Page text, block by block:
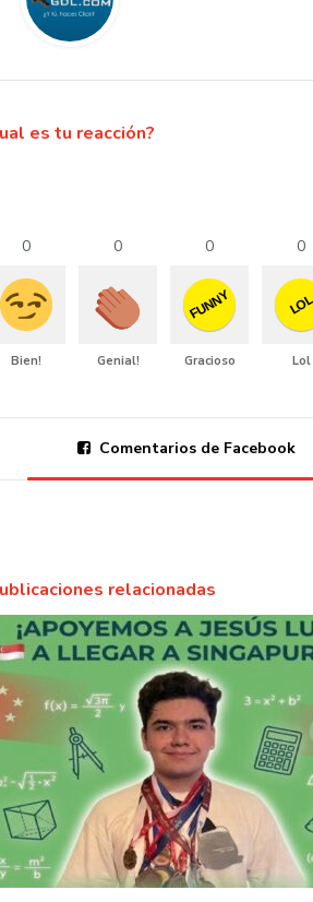
es tu reacción?
0
Bien!
0
Genial!
0
FUNNY
Gracioso
0
LOL
Lol
Comentarios de Facebook
relacionadas